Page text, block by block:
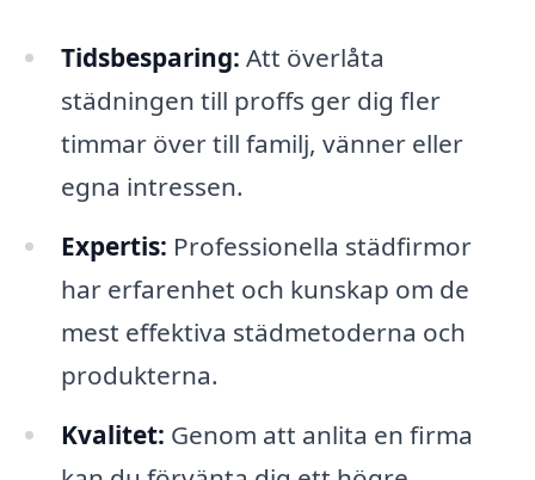
Tidsbesparing: Att överlåta
städningen till proffs ger dig fler
timmar över till familj, vänner eller
egna intressen.
Expertis: Professionella städfirmor
har erfarenhet och kunskap om de
mest effektiva städmetoderna och
produkterna.
Kvalitet: Genom att anlita en firma